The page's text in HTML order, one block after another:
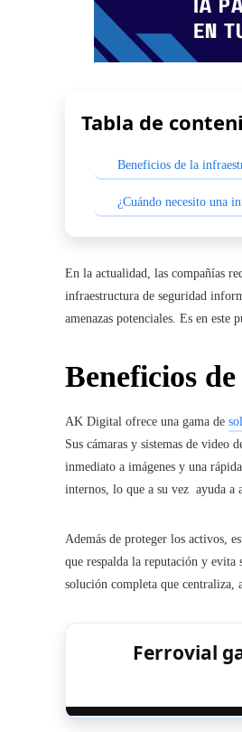
Tabla de
Beneficios de la
¿Cuándo necesito una
En la actualidad, las compañías
infraestructura de seguridad
amenazas potenciales. Es en este
Beneficios
AK Digital ofrece una gama de
Sus cámaras y sistemas de video
inmediato a imágenes y una
internos, lo que a su vez ayuda a
Además de proteger los activos,
que respalda la reputación y
solución completa que centraliza,
Ferrovial